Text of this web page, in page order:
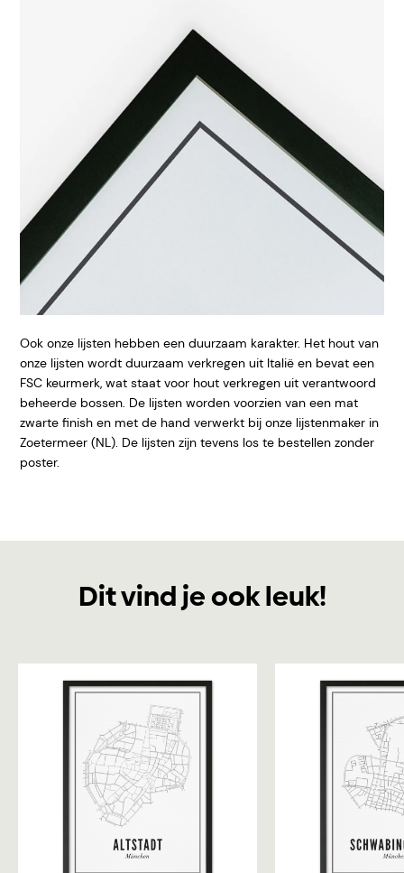
Ook onze lijsten hebben een duurzaam karakter. Het hout van
onze lijsten wordt duurzaam verkregen uit Italië en bevat een
FSC keurmerk, wat staat voor hout verkregen uit verantwoord
beheerde bossen. De lijsten worden voorzien van een mat
zwarte finish en met de hand verwerkt bij onze lijstenmaker in
Zoetermeer (NL). De lijsten zijn tevens los te bestellen zonder
poster.
Dit vind je ook leuk!